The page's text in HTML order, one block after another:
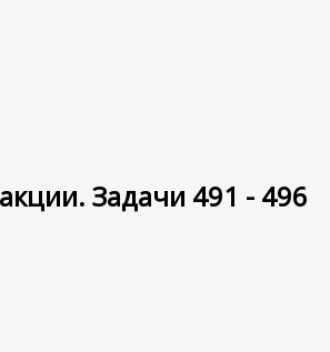
Задачи 491 - 496